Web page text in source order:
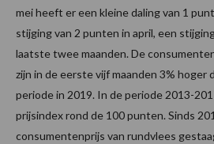
mei heeft er een kleine daling van 1
stijging van 2 punten in april, een
laatste twee maanden. De
zijn in de eerste vijf maanden 3% hoger
periode in 2019. In de periode 2013-
prijsindex rond de 100 punten. Sinds
consumentenprijs van rundvlees